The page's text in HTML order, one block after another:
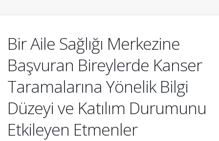
Bir Aile Sağlığı Merkezine
Başvuran Bireylerde Kanser
Taramalarına Yönelik Bilgi
Düzeyi ve Katılım Durumunu
Etkileyen Etmenler